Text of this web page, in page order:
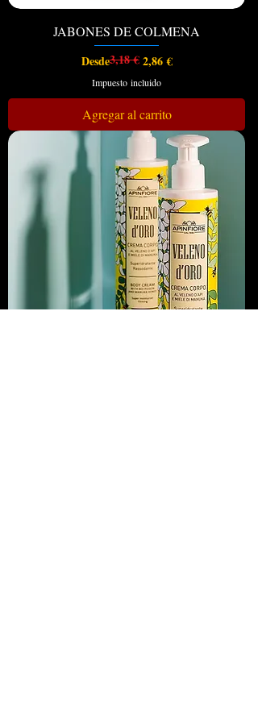
JABONES DE COLMENA
Desde
Precio3,18 € 2,86 €
Precio de oferta
Impuesto incluido
Agregar al carrito